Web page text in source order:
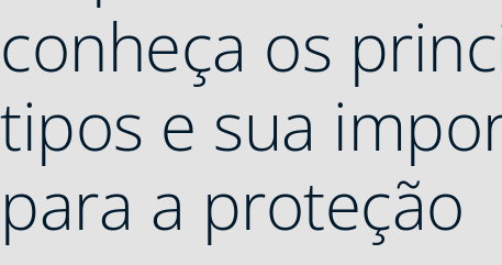
conheça os
tipos e sua
para a proteção